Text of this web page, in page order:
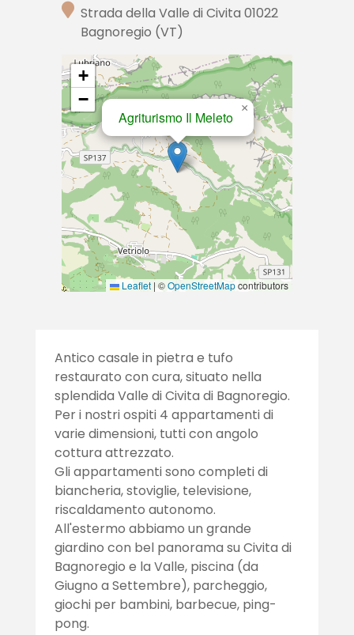
Strada della Valle di Civita 01022
Bagnoregio (VT)
Agriturismo Il Meleto
×
+
−
Leaflet |©OpenStreetMapcontributors
Antico casale in pietra e tufo
restaurato con cura, situato nella
splendida Valle di Civita di Bagnoregio.
Per i nostri ospiti 4 appartamenti di
varie dimensioni, tutti con angolo
cottura attrezzato.
Gli appartamenti sono completi di
biancheria, stoviglie, televisione,
riscaldamento autonomo.
All'estermo abbiamo un grande
giardino con bel panorama su Civita di
Bagnoregio e la Valle, piscina (da
Giugno a Settembre), parcheggio,
giochi per bambini, barbecue, ping-
pong.